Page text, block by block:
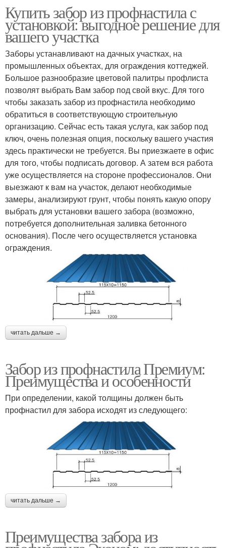
Купить забор из профнастила с
установкой: выгодное решение для
вашего участка
Заборы устанавливают на дачных участках, на
промышленных объектах, для ограждения коттеджей.
Большое разнообразие цветовой палитры профлиста
позволят выбрать Вам забор под свой вкус. Для того
чтобы заказать забор из профнастила необходимо
обратиться в соответствующую строительную
организацию. Сейчас есть такая услуга, как забор под
ключ, очень полезная опция, поскольку вашего участия
здесь практически не требуется. Вы приезжаете в офис
для того, чтобы подписать договор. А затем вся работа
уже осуществляется на стороне профессионалов. Они
выезжают к вам на участок, делают необходимые
замеры, анализируют грунт, чтобы понять какую опору
выбрать для установки вашего забора (возможно,
потребуется дополнительная заливка бетонного
основания). После чего осуществляется установка
ограждения.
читать дальше →
Забор из профнастила Премиум:
Преимущества и особенности
При определении, какой толщины должен быть
профнастил для забора исходят из следующего:
читать дальше →
Преимущества забора из